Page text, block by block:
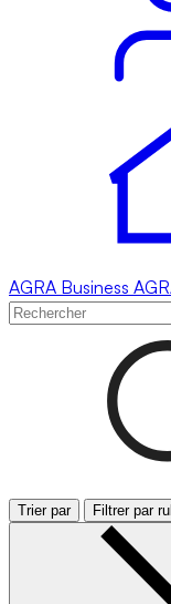
AGRA Business
Trier par Filtrer par